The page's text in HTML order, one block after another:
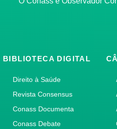
BIBLIOTECA DIGITAL
Direito à Saúde
Revista Consensus
Conass Documenta
Conass Debate